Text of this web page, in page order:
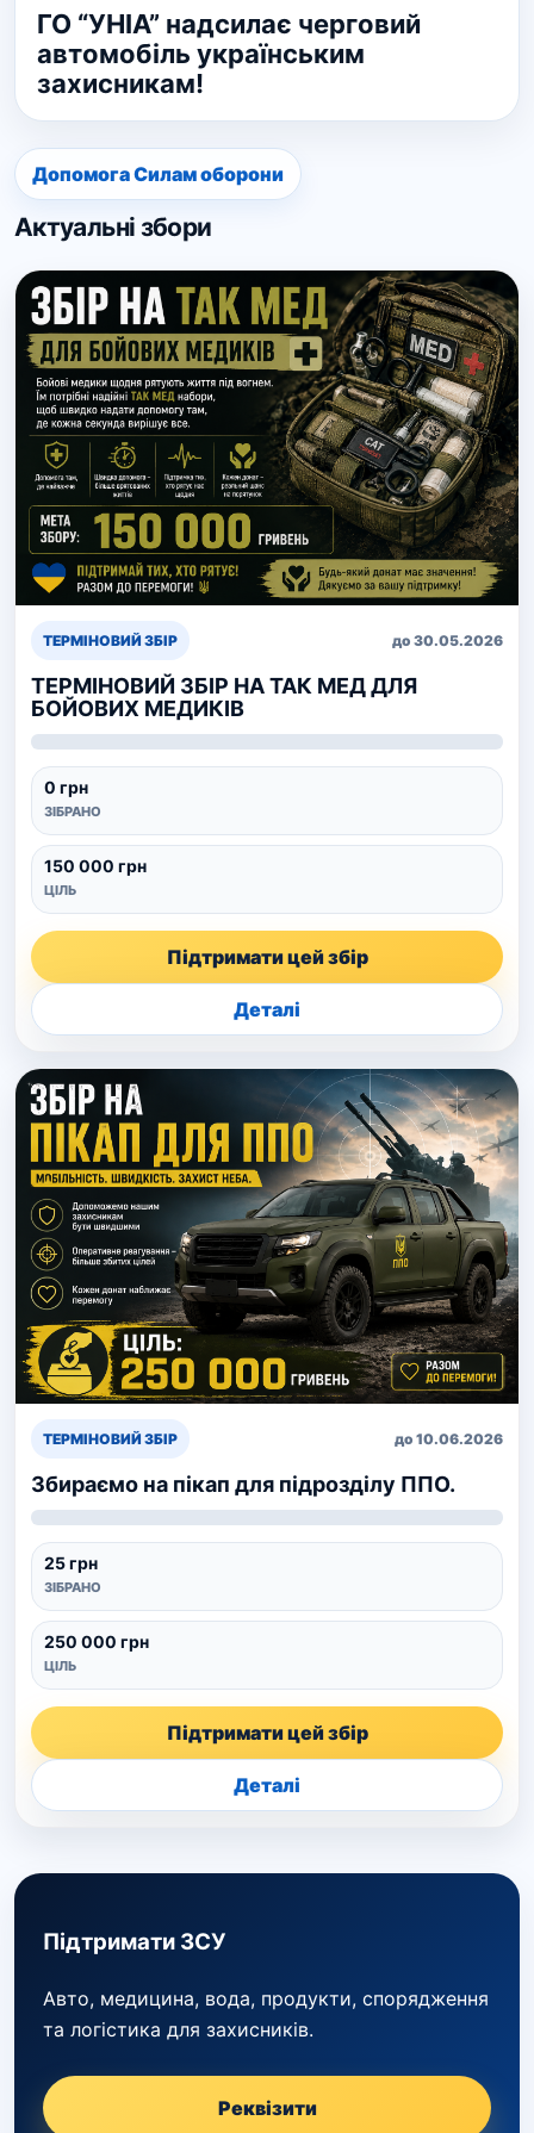
ГО “УНІА” надсилає черговий
автомобіль українським
захисникам!
Допомога Силам оборони
Актуальні збори
ТЕРМІНОВИЙ ЗБІР до 30.05.2026
ТЕРМІНОВИЙ ЗБІР НА ТАК МЕД ДЛЯ
БОЙОВИХ МЕДИКІВ
0 грн
ЗІБРАНО
150 000 грн
ЦІЛЬ
Підтримати цей збір
Деталі
ТЕРМІНОВИЙ ЗБІР до 10.06.2026
Збираємо на пікап для підрозділу ППО.
25 грн
ЗІБРАНО
250 000 грн
ЦІЛЬ
Підтримати цей збір
Деталі
Підтримати ЗСУ
Авто, медицина, вода, продукти, спорядження
та логістика для захисників.
Реквізити